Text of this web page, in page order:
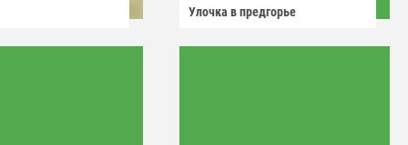
Улочка в предгорье